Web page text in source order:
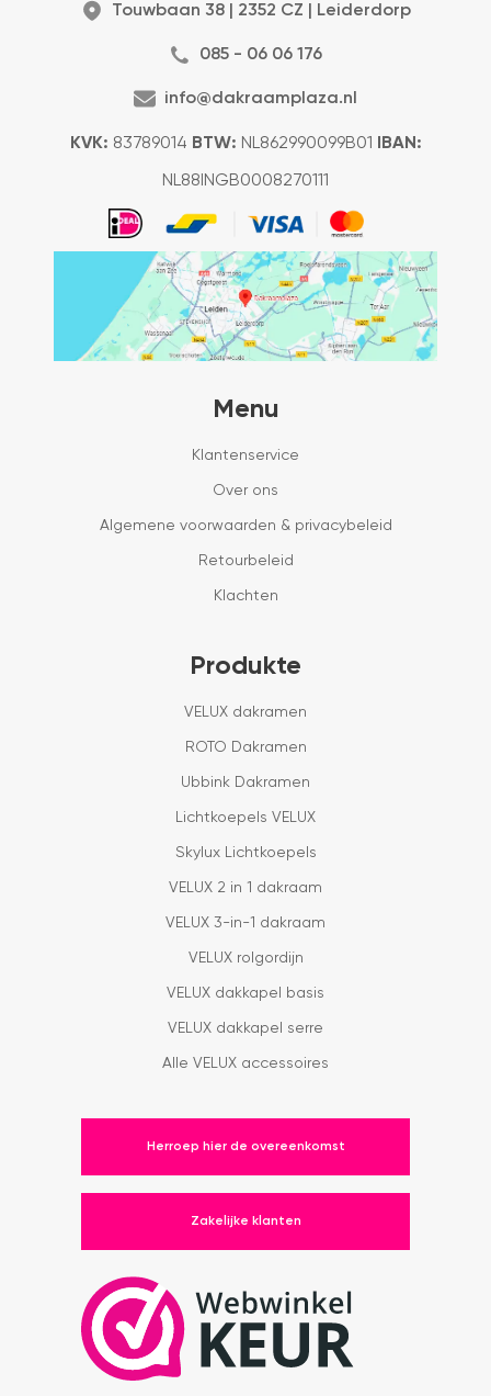
Touwbaan 38 | 2352 CZ | Leiderdorp
085 - 06 06 176
info@dakraamplaza.nl
KVK: 83789014 BTW: NL862990099B01 IBAN:
NL88INGB0008270111
Menu
Klantenservice
Over ons
Algemene voorwaarden & privacybeleid
Retourbeleid
Klachten
Produkte
VELUX dakramen
ROTO Dakramen
Ubbink Dakramen
Lichtkoepels VELUX
Skylux Lichtkoepels
VELUX 2 in 1 dakraam
VELUX 3-in-1 dakraam
VELUX rolgordijn
VELUX dakkapel basis
VELUX dakkapel serre
Alle VELUX accessoires
Herroep hier de overeenkomst
Zakelijke klanten